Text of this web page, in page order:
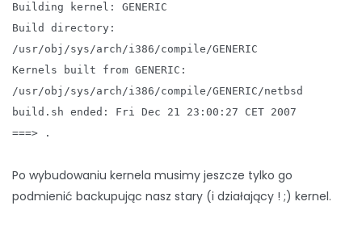
Building kernel: GENERIC
Build directory:
/usr/obj/sys/arch/i386/compile/GENERIC
Kernels built from GENERIC:
/usr/obj/sys/arch/i386/compile/GENERIC/netbsd
build.sh ended: Fri Dec 21 23:00:27 CET 2007
===> .
Po wybudowaniu kernela musimy jeszcze tylko go
podmienić backupując nasz stary (i działający ! ;) kernel.